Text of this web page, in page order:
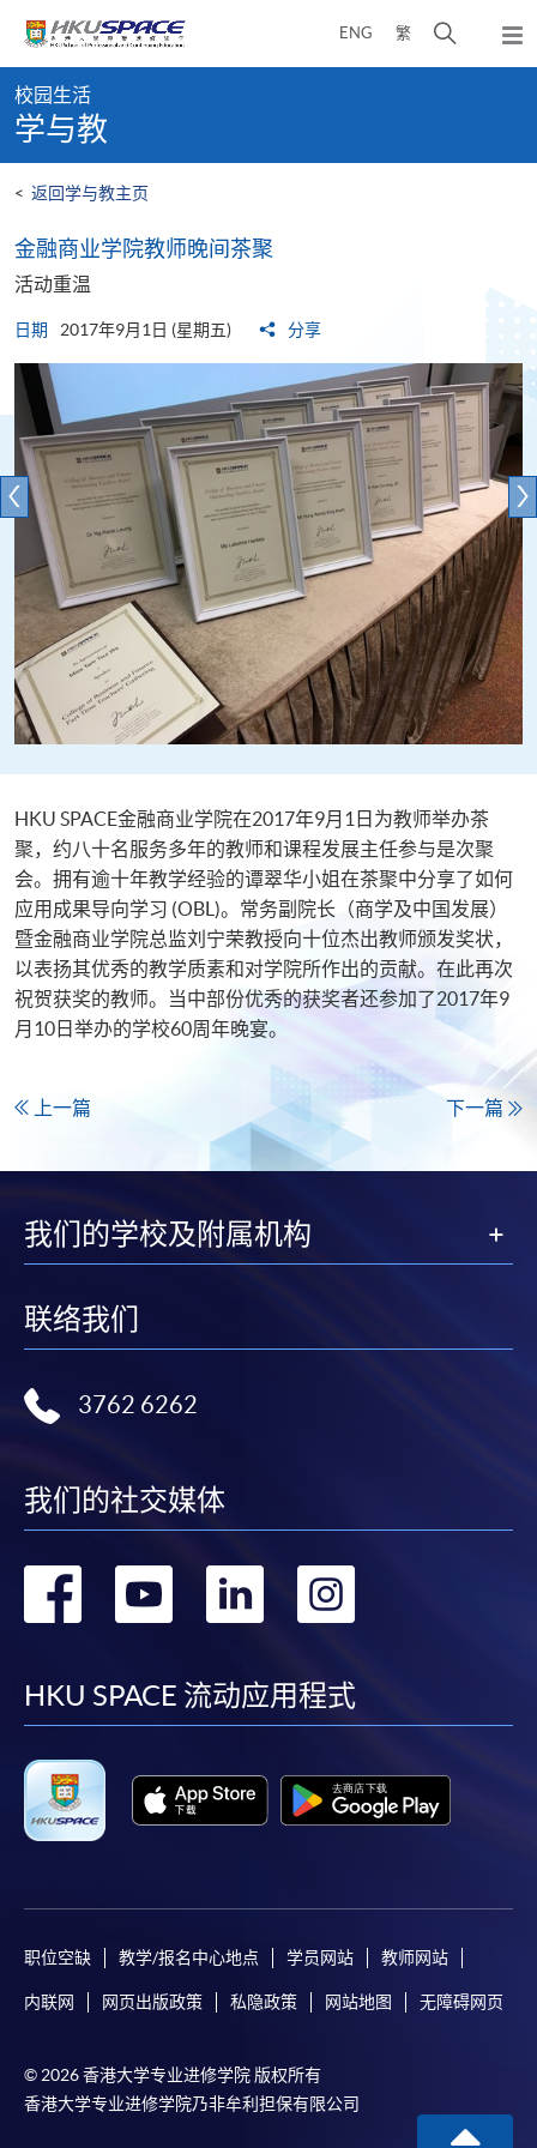
content
ENG 繁
开
弹
出
content
start
校园生活
学与教
< 返回学与教主页
金融商业学院教师晚间茶聚
活动重温
日期 2017年9月1日 (星期五) 分享
HKU SPACE金融商业学院在2017年9月1日为教师举办茶
聚，约八十名服务多年的教师和课程发展主任参与是次聚
会。拥有逾十年教学经验的谭翠华小姐在茶聚中分享了如何
应用成果导向学习 (OBL)。常务副院长（商学及中国发展）
暨金融商业学院总监刘宁荣教授向十位杰出教师颁发奖状，
以表扬其优秀的教学质素和对学院所作出的贡献。在此再次
祝贺获奖的教师。当中部份优秀的获奖者还参加了2017年9
月10日举办的学校60周年晚宴。
上一篇 下一篇
我们的学校及附属机构
联络我们
3762 6262
我们的社交媒体
转
facebook
转
youtube
转
linkedin
转
HKU SPACE 流动应用程式
职位空缺 教学/报名中心地点 学员网站 教师网站
内联网 网页出版政策 私隐政策 网站地图 无障碍网页
© 2026 香港大学专业进修学院 版权所有
香港大学专业进修学院乃非牟利担保有限公司